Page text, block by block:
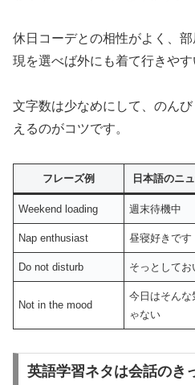
休日コーデとの相性がよく、
現を選べば外にも着て行きやす
文字数は少なめにして、のん
えるのがコツです。
フレーズ例 日本語のニ
Weekend loading 週末待機中
Nap enthusiast 昼寝好きです
Do not disturb そっとしてお
Not in the mood
今日はそんな
ゃない
英語学習ネタは会話のき